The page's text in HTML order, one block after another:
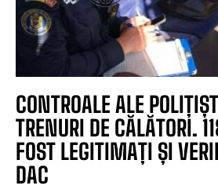
CONTROALE ALE
TRENURI DE CĂLĂTORI.
FOST LEGITIMAȚI ȘI
DAC